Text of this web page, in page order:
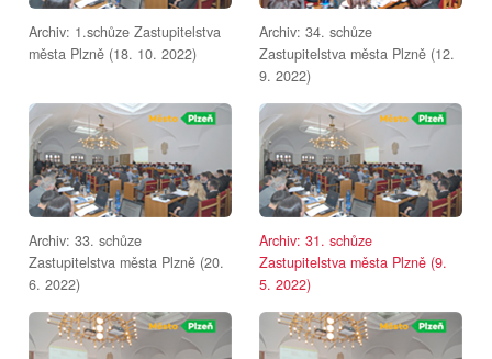
Archiv: 1.schůze Zastupitelstva
města Plzně (18. 10. 2022)
Archiv: 34. schůze
Zastupitelstva města Plzně (12.
9. 2022)
Archiv: 33. schůze
Zastupitelstva města Plzně (20.
6. 2022)
Archiv: 31. schůze
Zastupitelstva města Plzně (9.
5. 2022)